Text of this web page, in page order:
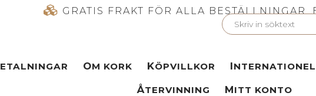
GRATIS FRAKT FÖR ALLA BESTÄLLNINGAR.
BETALNINGAR OM KORK KÖPVILLKOR
ÅTERVINNING MITT KONTO